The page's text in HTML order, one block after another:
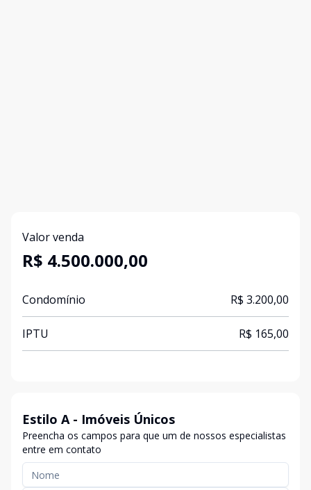
Valor venda
R$ 4.500.000,00
Condomínio R$ 3.200,00
IPTU R$ 165,00
Estilo A - Imóveis Únicos
Preencha os campos para que um de nossos especialistas
entre em contato